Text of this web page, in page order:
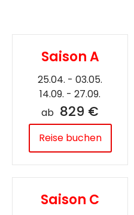
Saison A
25.04. - 03.05.
14.09. - 27.09.
ab 829 €
Reise buchen
Saison C